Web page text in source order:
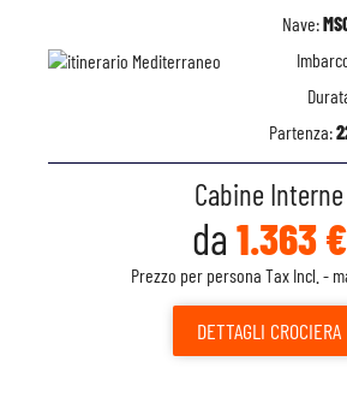
Nave:
Partenza:
Cabine Interne
da 1.363 €
Prezzo per persona Tax Incl. -
DETTAGLI CROCIERA